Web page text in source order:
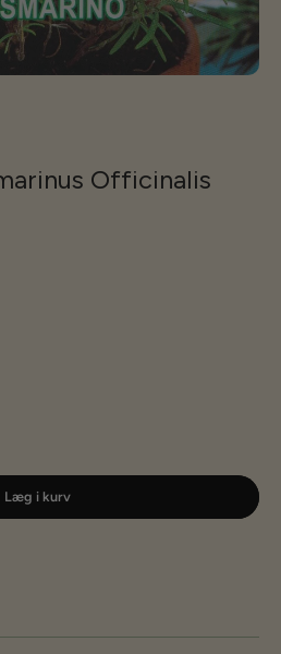
Officinalis
Læg i kurv